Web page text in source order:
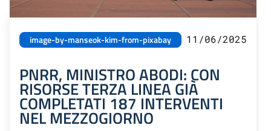
image-by-manseok-kim-from-pixabay 11/06/2025
PNRR, MINISTRO ABODI: CON
RISORSE TERZA LINEA GIÀ
COMPLETATI 187 INTERVENTI
NEL MEZZOGIORNO